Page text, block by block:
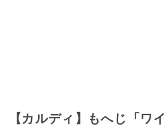
【カルディ】もへじ「ワ